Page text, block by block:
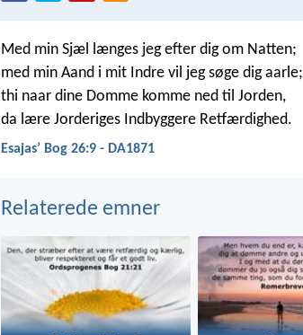
Med min Sjæl længes jeg efter dig om Natten;
med min Aand i mit Indre vil jeg søge dig aarle;
thi naar dine Domme komme ned til Jorden,
da lære Jorderiges Indbyggere Retfærdighed.
Esajasʼ Bog 26:9 - DA1871
Relaterede emner